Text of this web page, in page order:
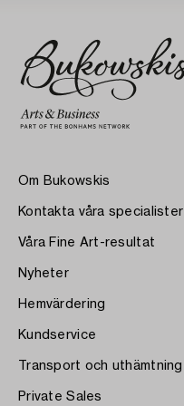
Om Bukowskis
Kontakta våra specialister
Våra Fine Art-resultat
Nyheter
Hemvärdering
Kundservice
Transport och uthämtning
Private Sales